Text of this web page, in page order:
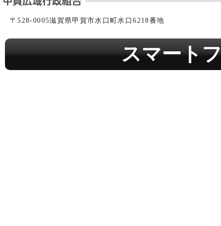
〒528-0005滋賀県甲賀市水口町水口6218番地
スマート